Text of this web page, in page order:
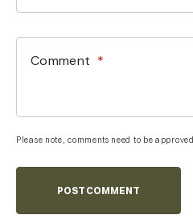
Please note, comments need to be
POST COMMENT